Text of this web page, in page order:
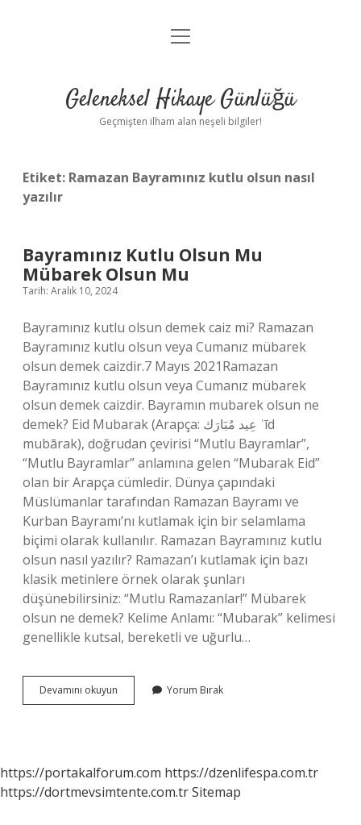
Anasayfa
Yasal Uyarı
menüyü
Geleneksel Hikaye Günlüğü
Geçmişten ilham alan neşeli bilgiler!
Etiket: Ramazan Bayramınız kutlu olsun nasıl
yazılır
Bayramınız Kutlu Olsun Mu
Mübarek Olsun Mu
Tarih: Aralık 10, 2024
Bayramınız kutlu olsun demek caiz mi? Ramazan
Bayramınız kutlu olsun veya Cumanız mübarek
olsun demek caizdir.7 Mayıs 2021Ramazan
Bayramınız kutlu olsun veya Cumanız mübarek
olsun demek caizdir. Bayramın mubarek olsun ne
demek? Eid Mubarak (Arapça: عِيد مُبَارَك‎ ʿīd
mubārak), doğrudan çevirisi “Mutlu Bayramlar”,
“Mutlu Bayramlar” anlamına gelen “Mubarak Eid”
olan bir Arapça cümledir. Dünya çapındaki
Müslümanlar tarafından Ramazan Bayramı ve
Kurban Bayramı’nı kutlamak için bir selamlama
biçimi olarak kullanılır. Ramazan Bayramınız kutlu
olsun nasıl yazılır? Ramazan’ı kutlamak için bazı
klasik metinlere örnek olarak şunları
düşünebilirsiniz: “Mutlu Ramazanlar!” Mübarek
olsun ne demek? Kelime Anlamı: “Mubarak” kelimesi
genellikle kutsal, bereketli ve uğurlu…
Devamını okuyun Bayramınız
Kutlu
Mu
Yorum Bırak
https://portakalforum.com https://dzenlifespa.com.tr
https://dortmevsimtente.com.trSitemap